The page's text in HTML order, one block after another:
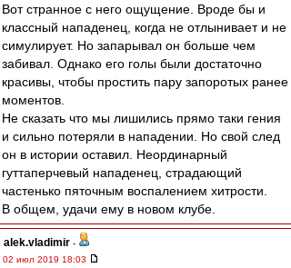
Вот странное с него ощущение. Вроде бы и
классный нападенец, когда не отлынивает и не
симулирует. Но запарывал он больше чем
забивал. Однако его голы были достаточно
красивы, чтобы простить пару запоротых ранее
моментов.
Не сказать что мы лишились прямо таки гения
и сильно потеряли в нападении. Но свой след
он в истории оставил. Неординарный
гуттаперчевый нападенец, страдающий
частенько пяточным воспалением хитрости.
В общем, удачи ему в новом клубе.
alek.vladimir -
02 июл 2019 18:03